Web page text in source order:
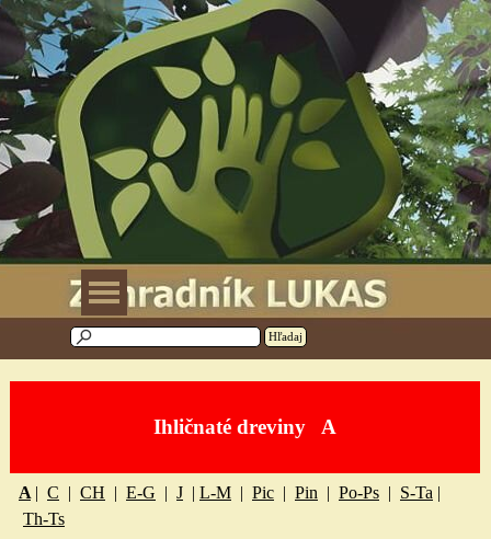
Prejsť na obsah
Hľadaj
Preskočiť menu
Ihličnaté dreviny A
A | C | CH | E-G | J | L-M | Pic | Pin | Po-Ps | S-Ta |
Th-Ts